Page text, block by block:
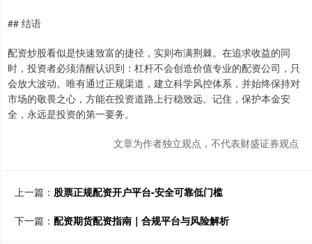
## 结语
配资炒股看似是快速致富的捷径，实则布满荆棘。在追求收益的同
时，投资者必须清醒认识到：杠杆不会创造价值专业的配资公司，只
会放大波动。唯有通过正规渠道，建立科学风控体系，并始终保持对
市场的敬畏之心，方能在投资道路上行稳致远。记住，保护本金安
全，永远是投资的第一要务。
文章为作者独立观点，不代表财盛证券观点
上一篇： 股票正规配资开户平台-安全可靠低门槛
下一篇： 配资期货配资指南｜合规平台与风险解析